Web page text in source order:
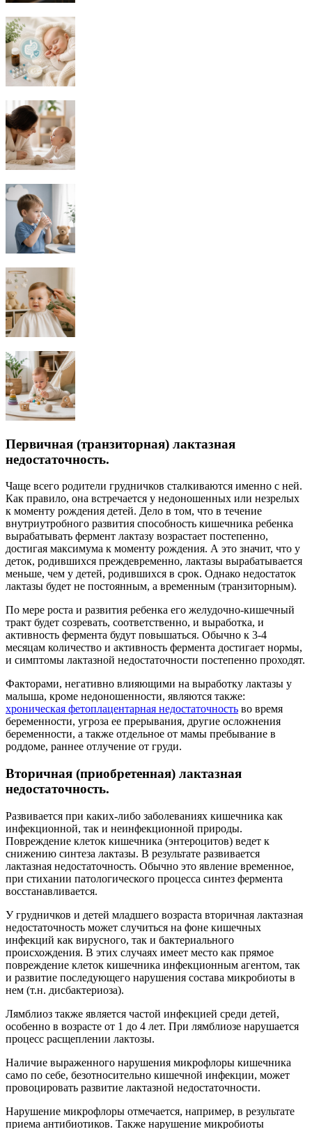
Первичная (транзиторная) лактазная
недостаточность.
Чаще всего родители грудничков сталкиваются именно с ней.
Как правило, она встречается у недоношенных или незрелых
к моменту рождения детей. Дело в том, что в течение
внутриутробного развития способность кишечника ребенка
вырабатывать фермент лактазу возрастает постепенно,
достигая максимума к моменту рождения. А это значит, что у
деток, родившихся преждевременно, лактазы вырабатывается
меньше, чем у детей, родившихся в срок. Однако недостаток
лактазы будет не постоянным, а временным (транзиторным).
По мере роста и развития ребенка его желудочно-кишечный
тракт будет созревать, соответственно, и выработка, и
активность фермента будут повышаться. Обычно к 3-4
месяцам количество и активность фермента достигает нормы,
и симптомы лактазной недостаточности постепенно проходят.
Факторами, негативно влияющими на выработку лактазы у
малыша, кроме недоношенности, являются также:
хроническая фетоплацентарная недостаточность во время
беременности, угроза ее прерывания, другие осложнения
беременности, а также отдельное от мамы пребывание в
роддоме, раннее отлучение от груди.
Вторичная (приобретенная) лактазная
недостаточность.
Развивается при каких-либо заболеваниях кишечника как
инфекционной, так и неинфекционной природы.
Повреждение клеток кишечника (энтероцитов) ведет к
снижению синтеза лактазы. В результате развивается
лактазная недостаточность. Обычно это явление временное,
при стихании патологического процесса синтез фермента
восстанавливается.
У грудничков и детей младшего возраста вторичная лактазная
недостаточность может случиться на фоне кишечных
инфекций как вирусного, так и бактериального
происхождения. В этих случаях имеет место как прямое
повреждение клеток кишечника инфекционным агентом, так
и развитие последующего нарушения состава микробиоты в
нем (т.н. дисбактериоза).
Лямблиоз также является частой инфекцией среди детей,
особенно в возрасте от 1 до 4 лет. При лямблиозе нарушается
процесс расщеплении лактозы.
Наличие выраженного нарушения микрофлоры кишечника
само по себе, безотносительно кишечной инфекции, может
провоцировать развитие лактазной недостаточности.
Нарушение микрофлоры отмечается, например, в результате
приема антибиотиков. Также нарушение микробиоты